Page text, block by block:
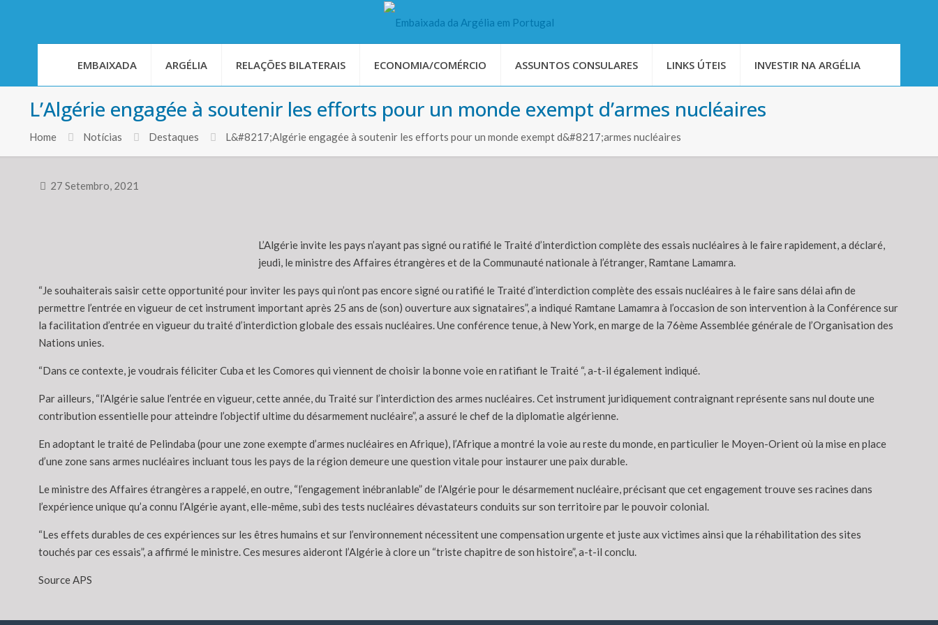
EMBAIXADA ARGÉLIA RELAÇÕES BILATERAIS ECONOMIA/COMÉRCIO ASSUNTOS CONSULARES LINKS ÚTEIS INVESTIR NA ARGÉLIA
L’Algérie engagée à soutenir les efforts pour un monde exempt d’armes nucléaires
Home Notícias Destaques L&#8217;Algérie engagée à soutenir les efforts pour un monde exempt d&#8217;armes nucléaires
27 Setembro, 2021
L’Algérie invite les pays n’ayant pas signé ou ratifié le Traité d’interdiction complète des essais nucléaires à le faire rapidement, a déclaré,
jeudi, le ministre des Affaires étrangères et de la Communauté nationale à l’étranger, Ramtane Lamamra.
“Je souhaiterais saisir cette opportunité pour inviter les pays qui n’ont pas encore signé ou ratifié le Traité d’interdiction complète des essais nucléaires à le faire sans délai afin de
permettre l’entrée en vigueur de cet instrument important après 25 ans de (son) ouverture aux signataires”, a indiqué Ramtane Lamamra à l’occasion de son intervention à la Conférence sur
la facilitation d’entrée en vigueur du traité d’interdiction globale des essais nucléaires. Une conférence tenue, à New York, en marge de la 76ème Assemblée générale de l’Organisation des
Nations unies.
“Dans ce contexte, je voudrais féliciter Cuba et les Comores qui viennent de choisir la bonne voie en ratifiant le Traité “, a-t-il également indiqué.
Par ailleurs, “l’Algérie salue l’entrée en vigueur, cette année, du Traité sur l’interdiction des armes nucléaires. Cet instrument juridiquement contraignant représente sans nul doute une
contribution essentielle pour atteindre l’objectif ultime du désarmement nucléaire”, a assuré le chef de la diplomatie algérienne.
En adoptant le traité de Pelindaba (pour une zone exempte d’armes nucléaires en Afrique), l’Afrique a montré la voie au reste du monde, en particulier le Moyen-Orient où la mise en place
d’une zone sans armes nucléaires incluant tous les pays de la région demeure une question vitale pour instaurer une paix durable.
Le ministre des Affaires étrangères a rappelé, en outre, “l’engagement inébranlable” de l’Algérie pour le désarmement nucléaire, précisant que cet engagement trouve ses racines dans
l’expérience unique qu’a connu l’Algérie ayant, elle-même, subi des tests nucléaires dévastateurs conduits sur son territoire par le pouvoir colonial.
“Les effets durables de ces expériences sur les êtres humains et sur l’environnement nécessitent une compensation urgente et juste aux victimes ainsi que la réhabilitation des sites
touchés par ces essais”, a affirmé le ministre. Ces mesures aideront l’Algérie à clore un “triste chapitre de son histoire”, a-t-il conclu.
Source APS